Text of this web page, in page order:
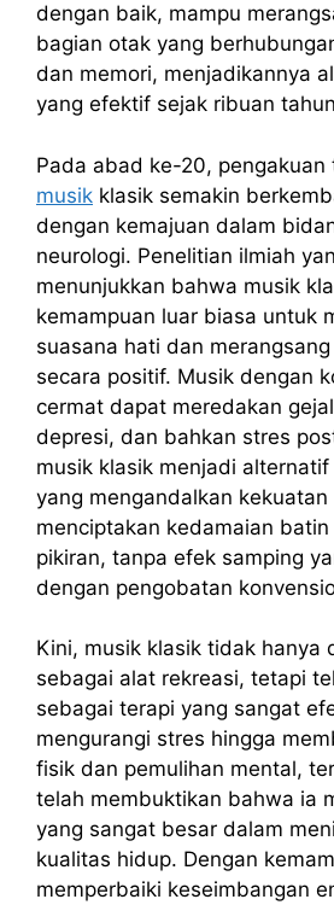
dengan baik, mampu
bagian otak yang
dan memori, menjadikannya
yang efektif sejak ribuan
Pada abad ke-20, pengakuan
musik klasik semakin
dengan kemajuan dalam
neurologi. Penelitian ilmiah
menunjukkan bahwa musik
kemampuan luar biasa untuk
suasana hati dan
secara positif. Musik dengan
cermat dapat meredakan
depresi, dan bahkan stres
musik klasik menjadi
yang mengandalkan
menciptakan kedamaian
pikiran, tanpa efek samping
dengan pengobatan
Kini, musik klasik tidak hanya
sebagai alat rekreasi, tetapi
sebagai terapi yang sangat
mengurangi stres hingga
fisik dan pemulihan mental,
telah membuktikan bahwa ia
yang sangat besar dalam
kualitas hidup. Dengan
memperbaiki keseimbangan